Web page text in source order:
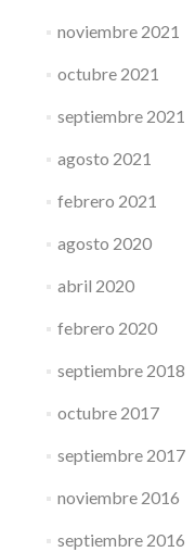
noviembre 2021
octubre 2021
septiembre 2021
agosto 2021
febrero 2021
agosto 2020
abril 2020
febrero 2020
septiembre 2018
octubre 2017
septiembre 2017
noviembre 2016
septiembre 2016